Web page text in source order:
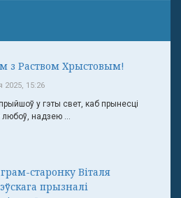
з Раством Хрыстовым!
2025, 15:26
у гэты свет, каб прынесці
любоў, надзею ...
старонку Віталя
прызналі